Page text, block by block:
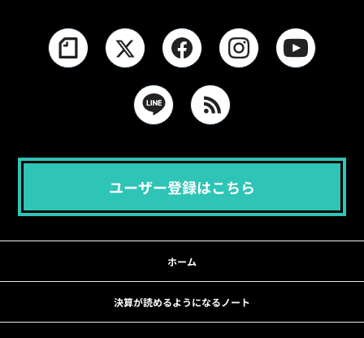
ユーザー登録はこちら
ホーム
決算が読めるようになるノート